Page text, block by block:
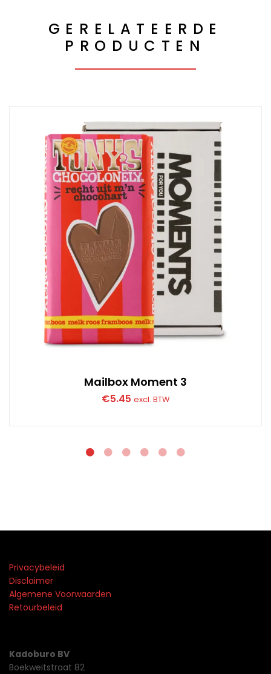
GERELATEERDE
PRODUCTEN
Mailbox Moment 3
€5.45 excl. BTW
Privacybeleid
Disclaimer
Algemene Voorwaarden
Retourbeleid
Kadoburo BV
Boekweitstraat 82